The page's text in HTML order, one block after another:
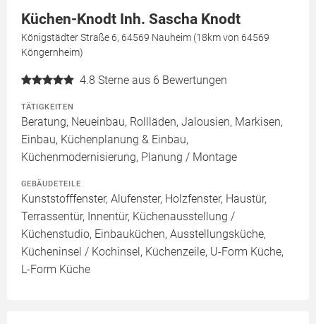
Küchen-Knodt Inh. Sascha Knodt
Königstädter Straße 6, 64569 Nauheim (18km von 64569
Köngernheim)
4.8 Sterne aus 6 Bewertungen
TÄTIGKEITEN
Beratung, Neueinbau, Rollläden, Jalousien, Markisen,
Einbau, Küchenplanung & Einbau,
Küchenmodernisierung, Planung / Montage
GEBÄUDETEILE
Kunststofffenster, Alufenster, Holzfenster, Haustür,
Terrassentür, Innentür, Küchenausstellung /
Küchenstudio, Einbauküchen, Ausstellungsküche,
Kücheninsel / Kochinsel, Küchenzeile, U-Form Küche,
L-Form Küche